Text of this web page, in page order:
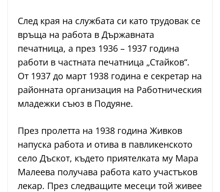
След края на службата си като трудовак се
връща на работа в Държавната
печатница, а през 1936 – 1937 година
работи в частната печатница „Стайков“.
От 1937 до март 1938 година е секретар на
районната организация на Работническия
младежки съюз в Подуяне.
През пролетта на 1938 година Живков
напуска работа и отива в павликенското
село Дъскот, където приятелката му Мара
Малеева получава работа като участъков
лекар. През следващите месеци той живее